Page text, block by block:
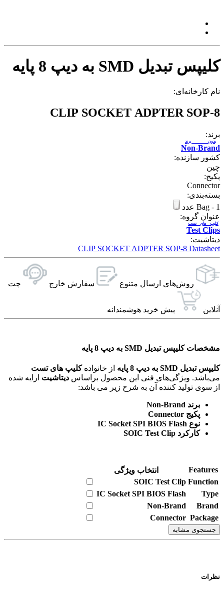
کلیپس تبدیل SMD به دیپ 8 پایه
نام کارخانه‌ای:
CLIP SOCKET ADPTER SOP-8
برند:
Non-Brand
بدون برند
کشور سازنده:
چین
پکیج:
Connector
بسته‌بندی:
Bag - 1 عدد
عنوان گروه:
Test Clips
کلیپ های تست
دیتاشیت:
CLIP SOCKET ADPTER SOP-8 Datasheet
روش‌های ارسال‌ متنوع سفارش خارج چت
آنلاین پیش خرید هوشمندانه
مشخصات کلیپس تبدیل SMD به دیپ 8 پایه
کلیپس تبدیل SMD به دیپ 8 پایه از خانوادهکلیپ های تست
می‌باشد. ویژگی‌های فنی این محصول براساس دیتاشیت ارایه شده
از سوی تولید کننده آن به شرح زیر می باشد:
برند Non-Brand
پکیج Connector
نوع IC Socket SPI BIOS Flash
کارکرد SOIC Test Clip
Features
انتخاب ویژگی
Function
SOIC Test Clip
Type
IC Socket SPI BIOS Flash
Brand
Non-Brand
Package
Connector
جستجوی مشابه
نظرات